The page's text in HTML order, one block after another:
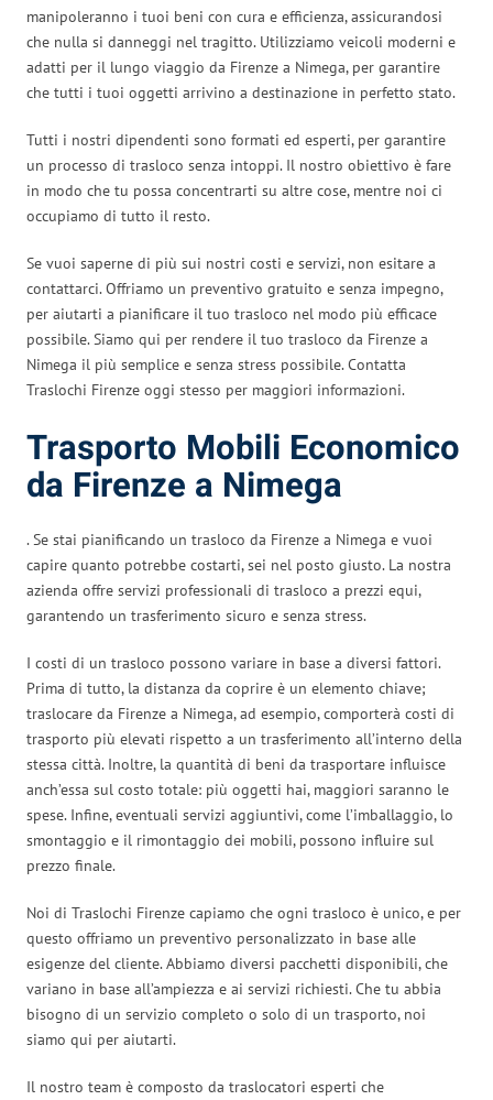
manipoleranno i tuoi beni con cura e efficienza, assicurandosi
che nulla si danneggi nel tragitto. Utilizziamo veicoli moderni e
adatti per il lungo viaggio da Firenze a Nimega, per garantire
che tutti i tuoi oggetti arrivino a destinazione in perfetto stato.
Tutti i nostri dipendenti sono formati ed esperti, per garantire
un processo di trasloco senza intoppi. Il nostro obiettivo è fare
in modo che tu possa concentrarti su altre cose, mentre noi ci
occupiamo di tutto il resto.
Se vuoi saperne di più sui nostri costi e servizi, non esitare a
contattarci. Offriamo un preventivo gratuito e senza impegno,
per aiutarti a pianificare il tuo trasloco nel modo più efficace
possibile. Siamo qui per rendere il tuo trasloco da Firenze a
Nimega il più semplice e senza stress possibile. Contatta
Traslochi Firenze oggi stesso per maggiori informazioni.
Trasporto Mobili Economico
da Firenze a Nimega
. Se stai pianificando un trasloco da Firenze a Nimega e vuoi
capire quanto potrebbe costarti, sei nel posto giusto. La nostra
azienda offre servizi professionali di trasloco a prezzi equi,
garantendo un trasferimento sicuro e senza stress.
I costi di un trasloco possono variare in base a diversi fattori.
Prima di tutto, la distanza da coprire è un elemento chiave;
traslocare da Firenze a Nimega, ad esempio, comporterà costi di
trasporto più elevati rispetto a un trasferimento all’interno della
stessa città. Inoltre, la quantità di beni da trasportare influisce
anch’essa sul costo totale: più oggetti hai, maggiori saranno le
spese. Infine, eventuali servizi aggiuntivi, come l’imballaggio, lo
smontaggio e il rimontaggio dei mobili, possono influire sul
prezzo finale.
Noi di Traslochi Firenze capiamo che ogni trasloco è unico, e per
questo offriamo un preventivo personalizzato in base alle
esigenze del cliente. Abbiamo diversi pacchetti disponibili, che
variano in base all’ampiezza e ai servizi richiesti. Che tu abbia
bisogno di un servizio completo o solo di un trasporto, noi
siamo qui per aiutarti.
Il nostro team è composto da traslocatori esperti che